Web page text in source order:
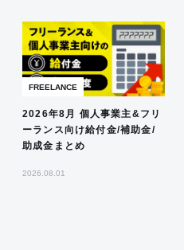
FREELANCE
2026年8月 個人事業主&フリ
ーランス向け給付金/補助金/
助成金まとめ
2026.08.01